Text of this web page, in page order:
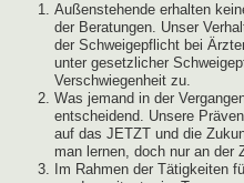
Außenstehende erhalten
der Beratungen. Unser
der Schweigepflicht bei
unter gesetzlicher
Verschwiegenheit zu.
Was jemand in der
entscheidend. Unsere
auf das JETZT und die
man lernen, doch nur an der
Im Rahmen der Tätigkeiten